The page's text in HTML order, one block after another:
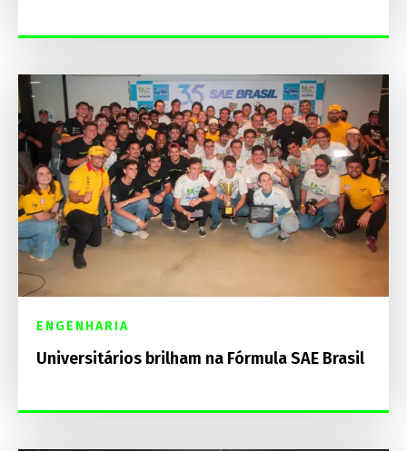
ENGENHARIA
Universitários brilham na Fórmula SAE Brasil